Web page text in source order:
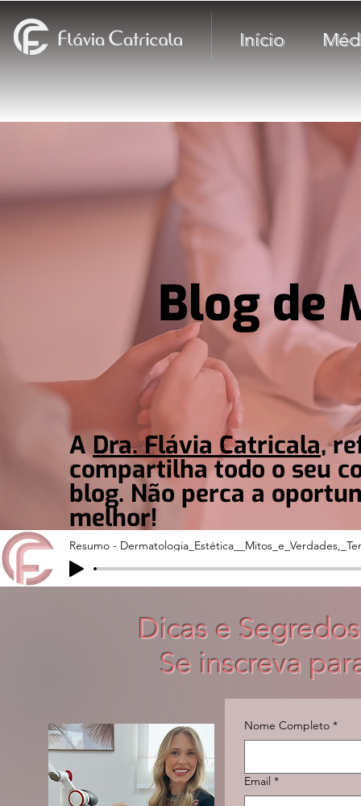
Início
Blog de
ADra. Flávia Catricala,
compartilha todo o seu
blog. Não perca a
melhor!
Resumo -
Dicas e
Se inscreva
Nome Completo *
Email *